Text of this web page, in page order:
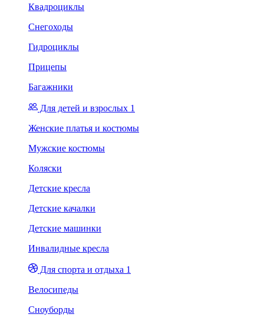
Квадроциклы
Снегоходы
Гидроциклы
Прицепы
Багажники
Для детей и взрослых 1
Женские платья и костюмы
Мужские костюмы
Коляски
Детские кресла
Детские качалки
Детские машинки
Инвалидные кресла
Для спорта и отдыха 1
Велосипеды
Сноуборды